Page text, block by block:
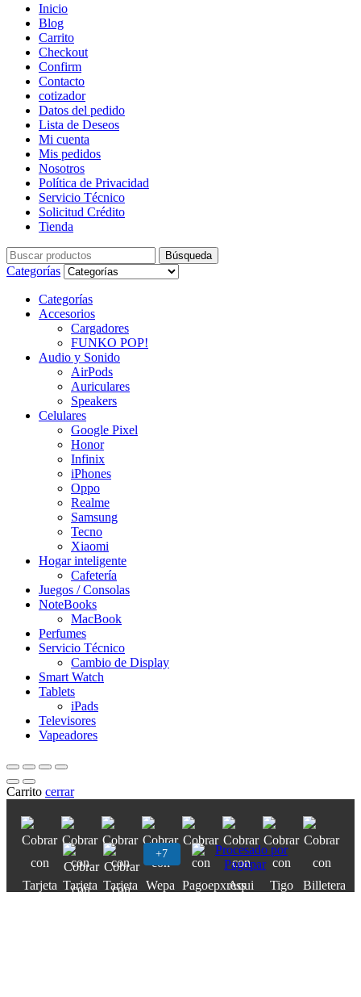
Inicio
Blog
Carrito
Checkout
Confirm
Contacto
cotizador
Datos del pedido
Lista de Deseos
Mi cuenta
Mis pedidos
Nosotros
Política de Privacidad
Servicio Técnico
Solicitud Crédito
Tienda
Búsqueda
de:
Búsqueda
Categorías
Categorías
Accesorios
Cargadores
FUNKO POP!
Audio y Sonido
AirPods
Auriculares
Speakers
Celulares
Google Pixel
Honor
Infinix
iPhones
Oppo
Realme
Samsung
Tecno
Xiaomi
Hogar inteligente
Cafetería
Juegos / Consolas
NoteBooks
MacBook
Perfumes
Servicio Técnico
Cambio de Display
Smart Watch
Tablets
iPads
Televisores
Vapeadores
Carrito cerrar